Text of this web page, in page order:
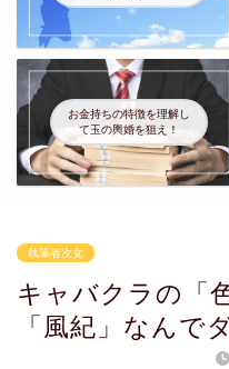
お金持ちの特徴を理解し
て玉の輿婚を狙え！
執筆者次女
キャバクラの「
「風紀」なんで